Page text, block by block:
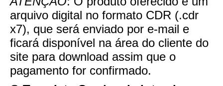
arquivo digital no formato CDR (.cdr
x7), que será enviado por e-mail e
ficará disponível na área do cliente do
site para download assim que o
pagamento for confirmado.